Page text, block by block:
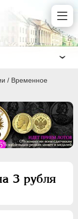
/ Временное
3 рубля